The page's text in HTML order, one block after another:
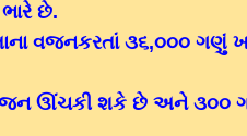
છે.
વજનકરતાં ૩૬,૦૦૦ ગણું
વજન ઊંચકી શકે છે અને